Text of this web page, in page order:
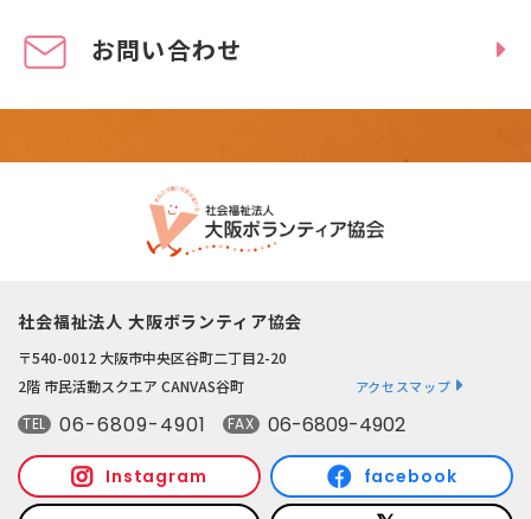
お問い合わせ
社会福祉法人 大阪ボランティア協会
〒540-0012 大阪市中央区谷町二丁目2-20
2階 市民活動スクエア CANVAS谷町
アクセスマップ
TEL 06-6809-4901 FAX 06-6809-4902
Instagram facebook